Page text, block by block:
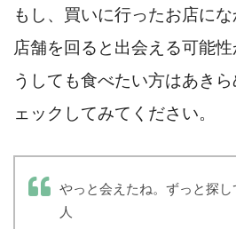
もし、買いに行ったお店に
店舗を回ると出会える可能
うしても食べたい方はあき
ェックしてみてください。
やっと会えたね。ずっと探
人